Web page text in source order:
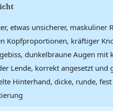
etwas unsicherer,
Kopfproportionen, kräftiger
dunkelbraune Augen mit
Lende, korrekt angesetzt
Hinterhand, dicke, runde,